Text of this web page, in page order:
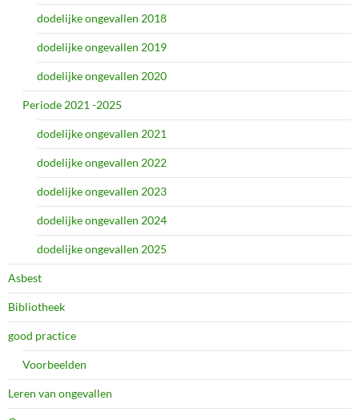
dodelijke ongevallen 2018
dodelijke ongevallen 2019
dodelijke ongevallen 2020
Periode 2021 -2025
dodelijke ongevallen 2021
dodelijke ongevallen 2022
dodelijke ongevallen 2023
dodelijke ongevallen 2024
dodelijke ongevallen 2025
Asbest
Bibliotheek
good practice
Voorbeelden
Leren van ongevallen